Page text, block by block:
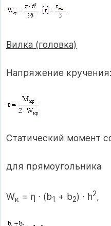
Вилка (головка)
Напряжение кручения:
Статический момент
для прямоугольника
Wк = η ∙ (b1 + b2) ∙ h2,